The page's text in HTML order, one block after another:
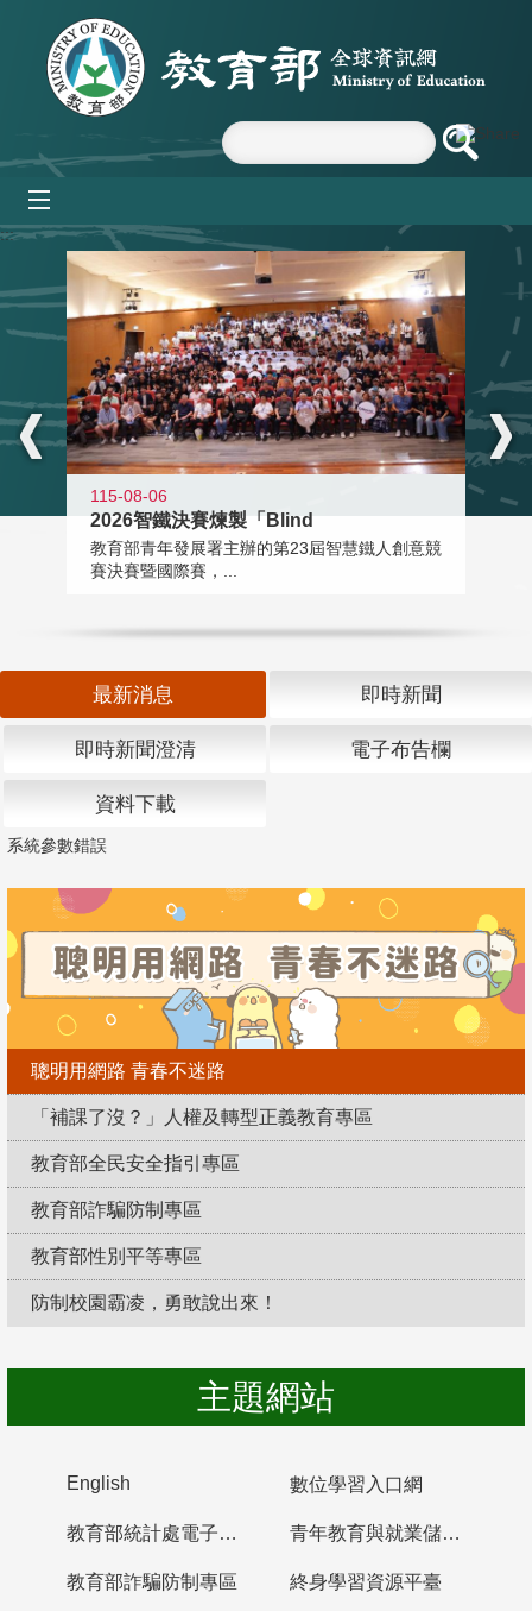
跳到主要內容區塊
:::
115-08-06
2026智鐵決賽煉製「Blind
教育部青年發展署主辦的第23屆智慧鐵人創意競
賽決賽暨國際賽，...
最新消息 即時新聞
即時新聞澄清 電子布告欄
資料下載
系統參數錯誤
聰明用網路 青春不迷路
「補課了沒？」人權及轉型正義教育專區
教育部全民安全指引專區
教育部詐騙防制專區
教育部性別平等專區
防制校園霸凌，勇敢說出來！
主題網站
English 數位學習入口網
教育部統計處電子書櫃 青年教育與就業儲蓄帳戶
教育部詐騙防制專區 終身學習資源平臺